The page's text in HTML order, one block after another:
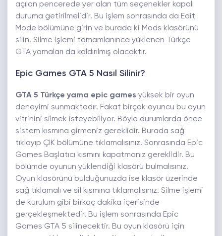
açılan pencerede yer alan tüm seçenekler kapalı
duruma getirilmelidir. Bu işlem sonrasında da Edit
Mode bölümüne girin ve burada ki Mods klasörünü
silin. Silme işlemi tamamlanınca yüklenen Türkçe
GTA yamaları da kaldırılmış olacaktır.
Epic Games GTA 5 Nasıl Silinir?
GTA 5 Türkçe yama epic games yüksek bir oyun
deneyimi sunmaktadır. Fakat birçok oyuncu bu oyun
vitrinini silmek isteyebiliyor. Böyle durumlarda önce
sistem kısmına girmeniz gereklidir. Burada sağ
tıklayıp ÇIK bölümüne tıklamalısınız. Sonrasında Epic
Games Başlatıcı kısmını kapatmanız gereklidir. Bu
bölümde oyunun yüklendiği klasörü bulmalısınız.
Oyun klasörünü bulduğunuzda ise klasör üzerinde
sağ tıklamalı ve sil kısmına tıklamalısınız. Silme işlemi
de kurulum gibi birkaç dakika içerisinde
gerçekleşmektedir. Bu işlem sonrasında Epic
Games GTA 5 silinecektir. Bu oyun klasörü için